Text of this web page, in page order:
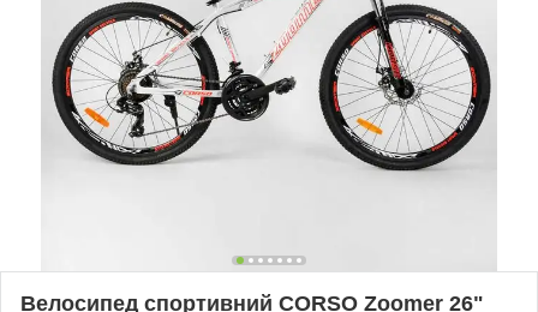
Велосипед спортивний CORSO Zoomer 26"